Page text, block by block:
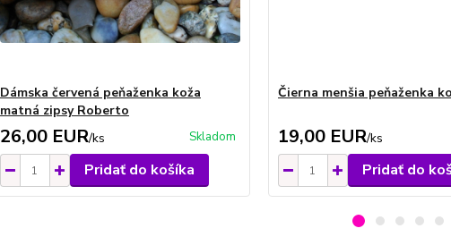
Dámska červená peňaženka koža
matná zipsy Roberto
26,00 EUR/ks Skladom
Pridať do košíka
Čierna menšia peňaženka
19,00 EUR/ks
Pridať do